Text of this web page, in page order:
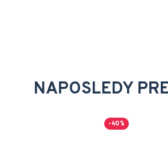
NAPOSLEDY
-40 %